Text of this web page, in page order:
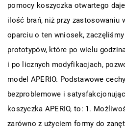
pomocy koszyczka otwartego
ilość brań, niż przy zastosowaniu
oparciu o ten wniosek,
prototypów, które po wielu
i po licznych modyfikacjach,
model APERIO. Podstawowe
bezproblemowe i
koszyczka APERIO, to: 1.
zarówno z użyciem formy do